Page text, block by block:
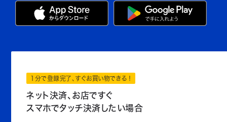
1分で登録完了、すぐお買い物できる！
ネット決済、お店ですぐ
スマホでタッチ決済したい場合